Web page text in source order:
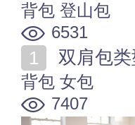
背包 登山包
6531
双肩包
背包 女包
7407